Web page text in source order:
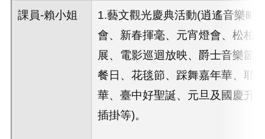
課員-賴小姐
1.藝文觀光慶典活動(逍遙音樂町
會、新春揮毫、元宵燈會、松柏
展、電影巡迴放映、爵士音樂節
餐日、花毯節、踩舞嘉年華、耶
華、臺中好聖誕、元旦及國慶升
插掛等)。